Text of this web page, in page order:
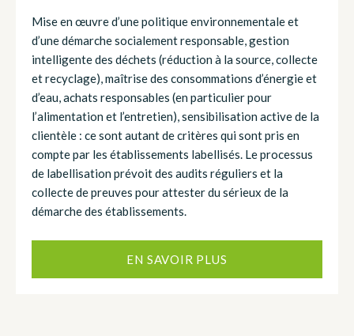
Mise en œuvre d’une politique environnementale et
d’une démarche socialement responsable, gestion
intelligente des déchets (réduction à la source, collecte
et recyclage), maîtrise des consommations d’énergie et
d’eau, achats responsables (en particulier pour
l’alimentation et l’entretien), sensibilisation active de la
clientèle : ce sont autant de critères qui sont pris en
compte par les établissements labellisés. Le processus
de labellisation prévoit des audits réguliers et la
collecte de preuves pour attester du sérieux de la
démarche des établissements.
EN SAVOIR PLUS